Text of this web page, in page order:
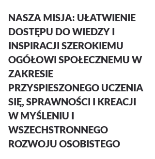
NASZA MISJA: UŁATWIENIE
DOSTĘPU DO WIEDZY I
INSPIRACJI SZEROKIEMU
OGÓŁOWI SPOŁECZNEMU W
ZAKRESIE
PRZYSPIESZONEGO UCZENIA
SIĘ, SPRAWNOŚCI I KREACJI
W MYŚLENIU I
WSZECHSTRONNEGO
ROZWOJU OSOBISTEGO